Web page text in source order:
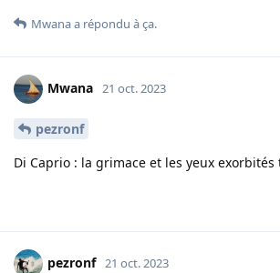
Mwanaa répondu à ça.
Mwana 21 oct. 2023
pezronf
Di Caprio : la grimace et les yeux
pezronf 21 oct. 2023